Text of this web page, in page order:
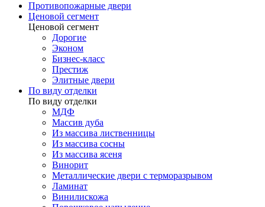
Противопожарные двери
Ценовой сегмент
Ценовой сегмент
Дорогие
Эконом
Бизнес-класс
Престиж
Элитные двери
По виду отделки
По виду отделки
МДФ
Массив дуба
Из массива лиственницы
Из массива сосны
Из массива ясеня
Винорит
Металлические двери с терморазрывом
Ламинат
Винилискожа